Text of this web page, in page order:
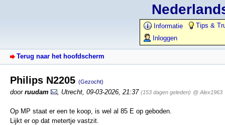
Informatie
Tips &
Inloggen
Terug naar het hoofdscherm
Philips N2205 (Gezocht)
door ruudam Utrecht 09-03-2026, 21:37 (153 dagen geleden) @ Alex1963
Op MP staat er een te koop, is wel al 85 E op geboden.
Lijkt er op dat metertje vastzit.